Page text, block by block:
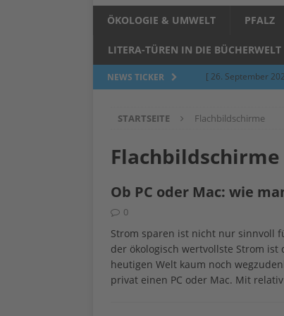
ÖKOLOGIE & UMWELT PFALZ
LITERA-TÜREN IN DIE BÜCHERWELT
NEWS TICKER [ 26. September
[ 5. Juni 2023 ]
ALLGEMEIN
[ 24. März 2023 ]
[ 12. Juni 2014 ]
Jucken auf acht
STARTSEITE Flachbildschirme
Flachbildschirme
Ob PC oder Mac: wie
0
Strom sparen ist nicht nur sinnvoll
der ökologisch wertvollste Strom
heutigen Welt kaum noch
privat einen PC oder Mac. Mit